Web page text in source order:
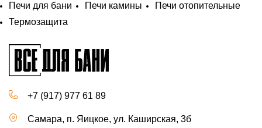
Печи для бани
Печи камины
Печи отопительные
Термозащита
+7 (917) 977 61 89
Самара, п. Яицкое, ул. Каширская, 3б